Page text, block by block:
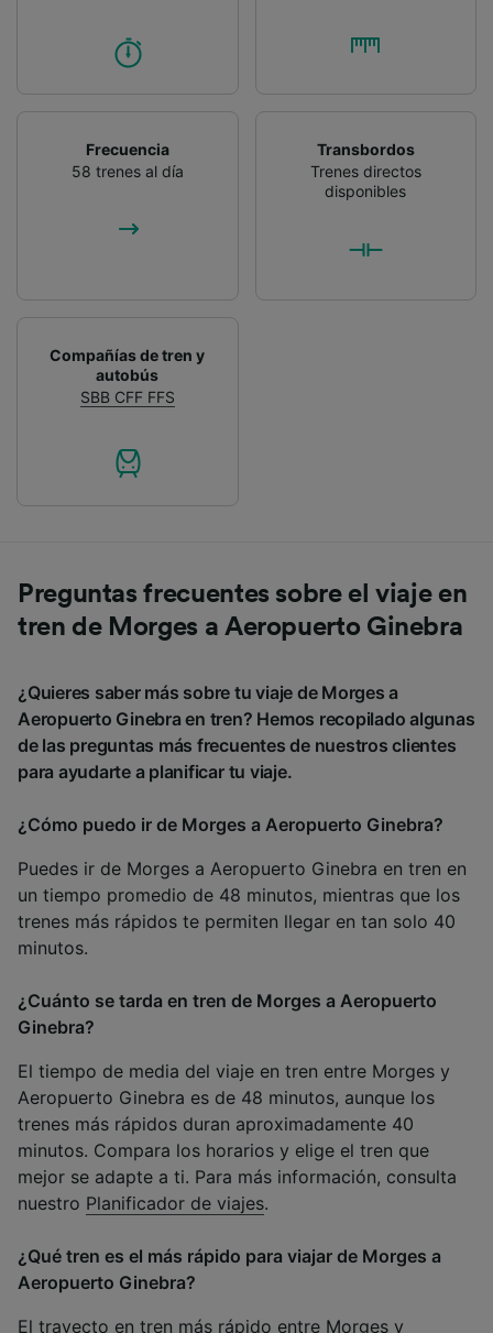
Frecuencia
58 trenes al día
Transbordos
Trenes directos
disponibles
Compañías de tren y
autobús
SBB CFF FFS
Preguntas frecuentes sobre el viaje en
tren de Morges a Aeropuerto Ginebra
¿Quieres saber más sobre tu viaje de Morges a
Aeropuerto Ginebra en tren? Hemos recopilado algunas
de las preguntas más frecuentes de nuestros clientes
para ayudarte a planificar tu viaje.
¿Cómo puedo ir de Morges a Aeropuerto Ginebra?
Puedes ir de Morges a Aeropuerto Ginebra en tren en
un tiempo promedio de 48 minutos, mientras que los
trenes más rápidos te permiten llegar en tan solo 40
minutos.
¿Cuánto se tarda en tren de Morges a Aeropuerto
Ginebra?
El tiempo de media del viaje en tren entre Morges y
Aeropuerto Ginebra es de 48 minutos, aunque los
trenes más rápidos duran aproximadamente 40
minutos. Compara los horarios y elige el tren que
mejor se adapte a ti. Para más información, consulta
nuestro Planificador de viajes.
¿Qué tren es el más rápido para viajar de Morges a
Aeropuerto Ginebra?
El trayecto en tren más rápido entre Morges y